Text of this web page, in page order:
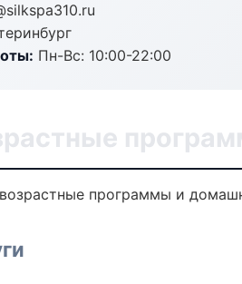
Пн-Вс: 10:00-22:00
программы и